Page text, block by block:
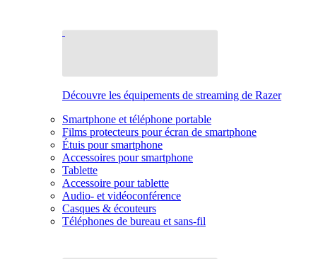
Découvre les équipements de streaming de Razer
Smartphone et téléphone portable
Films protecteurs pour écran de smartphone
Étuis pour smartphone
Accessoires pour smartphone
Tablette
Accessoire pour tablette
Audio- et vidéoconférence
Casques & écouteurs
Téléphones de bureau et sans-fil